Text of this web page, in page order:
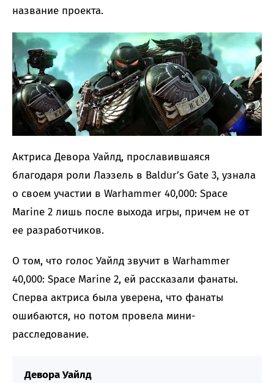
название проекта.
Актриса Девора Уайлд, прославившаяся
благодаря роли Лаэзель в Baldur’s Gate 3, узнала
о своем участии в Warhammer 40,000: Space
Marine 2 лишь после выхода игры, причем не от
ее разработчиков.
О том, что голос Уайлд звучит в Warhammer
40,000: Space Marine 2, ей рассказали фанаты.
Сперва актриса была уверена, что фанаты
ошибаются, но потом провела мини-
расследование.
Девора Уайлд